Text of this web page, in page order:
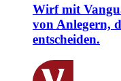
Wirf mit
von Anlegern,
entscheiden.